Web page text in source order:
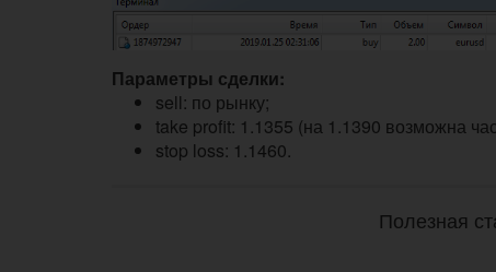
Параметры сделки:
sell: по рынку;
take profit: 1.1355 (на 1.1390 возможна
stop loss: 1.1460.
Полезная